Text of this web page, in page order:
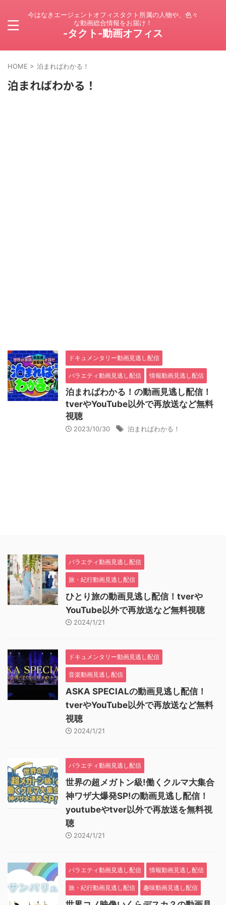
今はなきエージェントオフィスタクト所属の人物や、色々
な動画総合情報をお届け！
-タクト-動画オフィス
HOME > 泊まればわかる！
泊まればわかる！
ドキュメンタリー動画見逃し配信
バラエティ動画見逃し配信 情報動画見逃し配信
泊まればわかる！の動画見逃し配信！
tverやYouTube以外で再放送など無料
視聴
2023/10/30 泊まればわかる！
バラエティ動画見逃し配信
旅・紀行動画見逃し配信
ひとり旅の動画見逃し配信！tverや
YouTube以外で再放送など無料視聴
2024/1/21
ドキュメンタリー動画見逃し配信
音楽動画見逃し配信
ASKA SPECIALの動画見逃し配信！
tverやYouTube以外で再放送など無料
視聴
2024/1/21
バラエティ動画見逃し配信
世界の超メガトン級!働くクルマ大集合
神ワザ大爆発SP!の動画見逃し配信！
youtubeやtver以外で再放送を無料視
聴
2024/1/21
バラエティ動画見逃し配信 情報動画見逃し配信
旅・紀行動画見逃し配信 趣味動画見逃し配信